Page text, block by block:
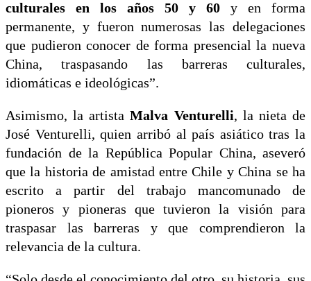
culturales en los años 50 y 60 y en forma
permanente, y fueron numerosas las delegaciones
que pudieron conocer de forma presencial la nueva
China, traspasando las barreras culturales,
idiomáticas e ideológicas”.
Asimismo, la artista Malva Venturelli, la nieta de
José Venturelli, quien arribó al país asiático tras la
fundación de la República Popular China, aseveró
que la historia de amistad entre Chile y China se ha
escrito a partir del trabajo mancomunado de
pioneros y pioneras que tuvieron la visión para
traspasar las barreras y que comprendieron la
relevancia de la cultura.